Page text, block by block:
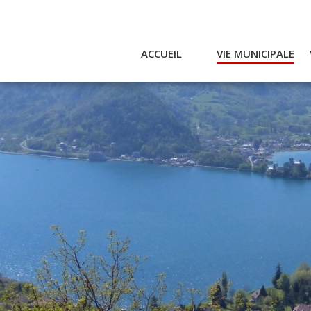
ACCUEIL VIE MUNICIPALE
Actualités et agenda
Conseil municipal
Actes
Réglementaires
Services municipaux
Intercommunalité
Emplois / Marchés
Finances